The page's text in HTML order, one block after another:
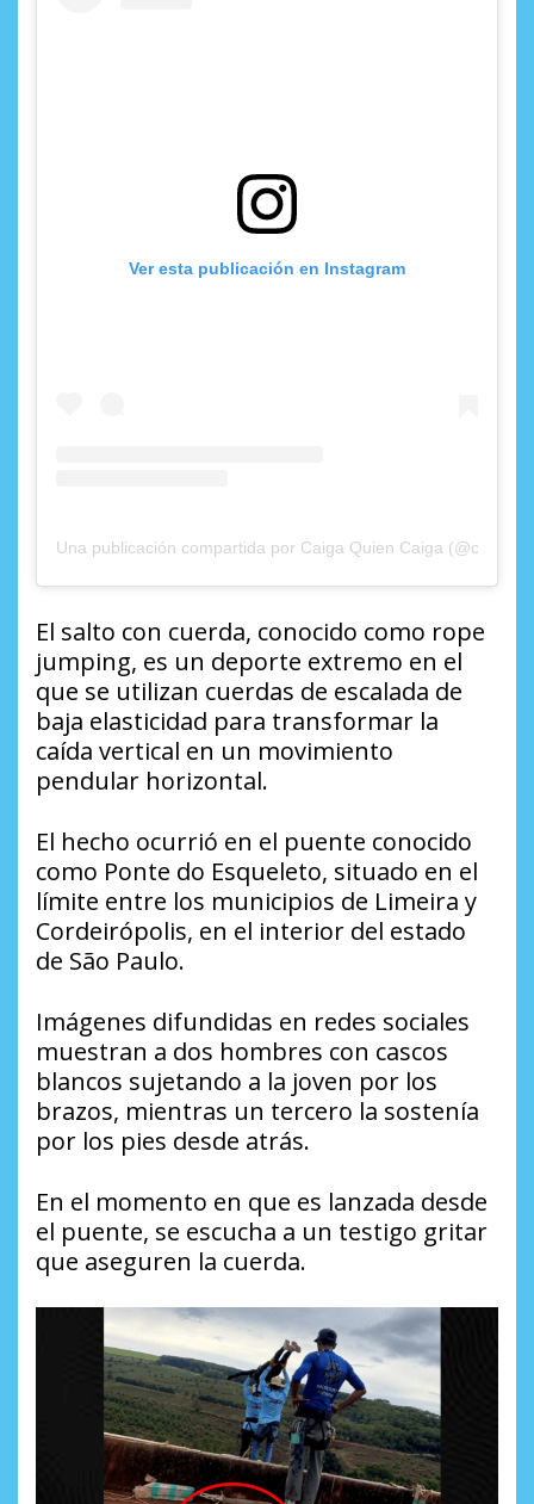
Ver esta publicación en Instagram
Una publicación compartida por Caiga Quien Caiga
El salto con cuerda, conocido como rope
jumping, es un deporte extremo en el
que se utilizan cuerdas de escalada de
baja elasticidad para transformar la
caída vertical en un movimiento
pendular horizontal.
El hecho ocurrió en el puente conocido
como Ponte do Esqueleto, situado en el
límite entre los municipios de Limeira y
Cordeirópolis, en el interior del estado
de São Paulo.
Imágenes difundidas en redes sociales
muestran a dos hombres con cascos
blancos sujetando a la joven por los
brazos, mientras un tercero la sostenía
por los pies desde atrás.
En el momento en que es lanzada desde
el puente, se escucha a un testigo gritar
que aseguren la cuerda.